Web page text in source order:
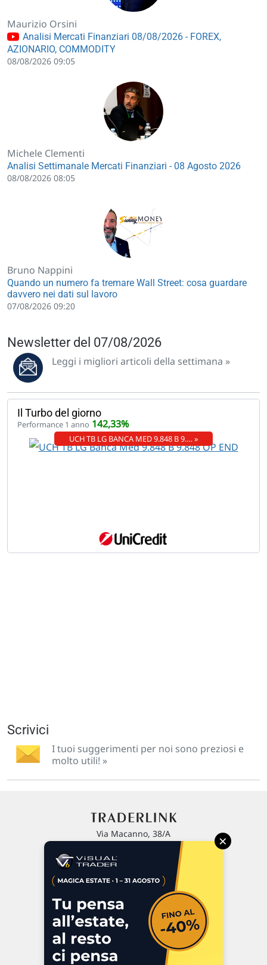
Maurizio Orsini
Analisi Mercati Finanziari 08/08/2026 - FOREX,
AZIONARIO, COMMODITY
08/08/2026 09:05
Michele Clementi
Analisi Settimanale Mercati Finanziari - 08 Agosto 2026
08/08/2026 08:05
Bruno Nappini
Quando un numero fa tremare Wall Street: cosa guardare
davvero nei dati sul lavoro
07/08/2026 09:20
Newsletter del 07/08/2026
Leggi i migliori articoli della settimana »
Il Turbo del giorno
Performance 1 anno 142,33%
UCH TB LG BANCA MED 9.848 B 9.… »
Scrivici
I tuoi suggerimenti per noi sono preziosi e
molto utili! »
Via Macanno, 38/A
P.IVA 02 452 460 401
Commenti e segnalazioni
Contattaci
×